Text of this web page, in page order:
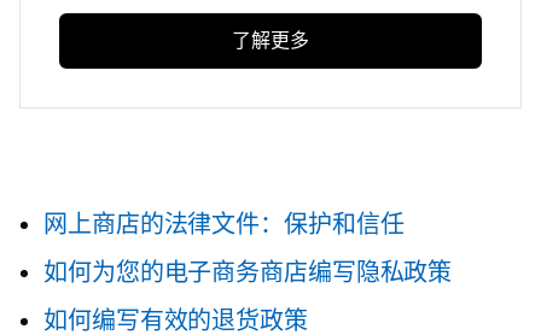
了解更多
网上商店的法律文件：保护和信任
如何为您的电子商务商店编写隐私政策
如何编写有效的退货政策